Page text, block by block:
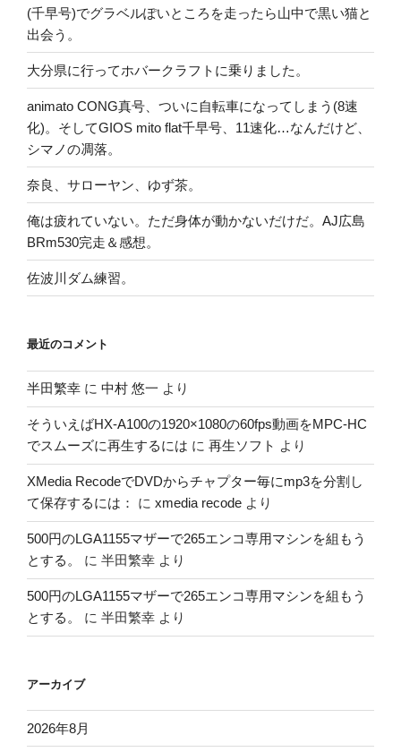
(千早号)でグラベルぽいところを走ったら山中で黒い猫と
出会う。
大分県に行ってホバークラフトに乗りました。
animato CONG真号、ついに自転車になってしまう(8速
化)。そしてGIOS mito flat千早号、11速化…なんだけど、
シマノの凋落。
奈良、サローヤン、ゆず茶。
俺は疲れていない。ただ身体が動かないだけだ。AJ広島
BRm530完走＆感想。
佐波川ダム練習。
最近のコメント
半田繁幸 に 中村 悠一 より
そういえばHX-A100の1920×1080の60fps動画をMPC-HC
でスムーズに再生するには に 再生ソフト より
XMedia RecodeでDVDからチャプター毎にmp3を分割し
て保存するには：
に xmedia recode より
500円のLGA1155マザーで265エンコ専用マシンを組もう
とする。
に 半田繁幸 より
500円のLGA1155マザーで265エンコ専用マシンを組もう
とする。
に 半田繁幸 より
アーカイブ
2026年8月